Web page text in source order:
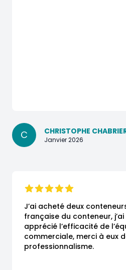
C CHRISTOPHE
Janvier 2026
J’ai acheté deux
française du conteneur,
apprécié l’efficacité de
commerciale, merci à eux
professionnalisme.